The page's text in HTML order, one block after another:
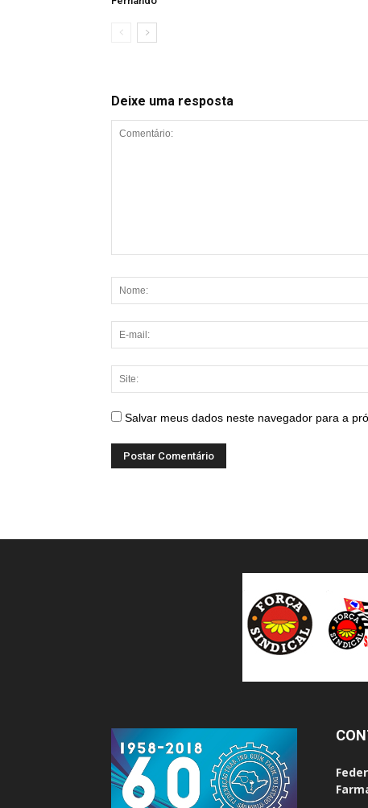
Deixe uma resposta
Salvar meus dados neste navegador para a